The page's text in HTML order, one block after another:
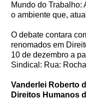
Mundo do Trabalho:
o ambiente que,
O debate contara
renomados em
10 de dezembro a
Sindical: Rua:
Vanderlei Roberto
Direitos Humanos